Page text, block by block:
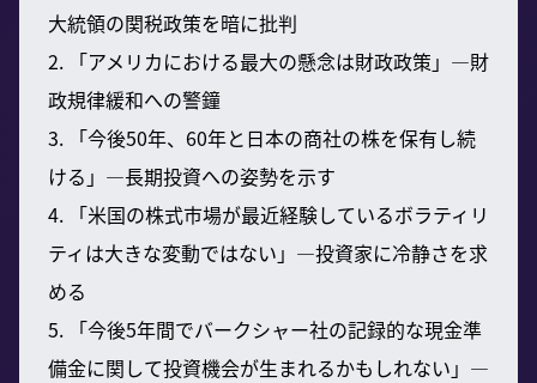
大統領の関税政策を暗に批判
2. 「アメリカにおける最大の懸念は財政政策」—財
政規律緩和への警鐘
3. 「今後50年、60年と日本の商社の株を保有し続
ける」—長期投資への姿勢を示す
4. 「米国の株式市場が最近経験しているボラティリ
ティは大きな変動ではない」—投資家に冷静さを求
める
5. 「今後5年間でバークシャー社の記録的な現金準
備金に関して投資機会が生まれるかもしれない」—